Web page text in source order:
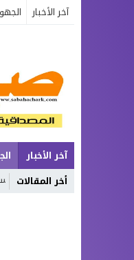
آخر الأخبار
آخر الأخبار
أخر المقالات
الميداني… وترسم ملامح صيف